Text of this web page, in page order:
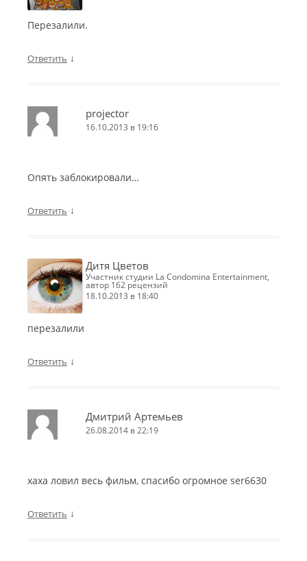
Перезалили.
Ответить ↓
projector
16.10.2013 в 19:16
Опять заблокировали…
Ответить ↓
Дитя Цветов
участник студии La Condomina Entertainment,
автор 162 рецензий
18.10.2013 в 18:40
перезалили
Ответить ↓
Дмитрий Артемьев
26.08.2014 в 22:19
хаха ловил весь фильм, спасибо огромное ser6630
Ответить ↓